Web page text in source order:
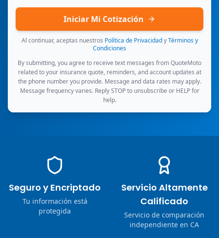
Iniciar Mi Cotización
Al continuar, aceptas nuestros Política de Privacidad y Términos y
Condiciones
By submitting, you agree to receive text messages from QuoteMoto
related to your insurance quote, reminders, and account updates at
the phone number you provide. Message and data rates may apply.
Message frequency varies. Reply STOP to unsubscribe or HELP for
help.
Seguro y Encriptado
Tu información está
protegida
Servicio Altamente
Calificado
Servicio de comparación
independiente en CA